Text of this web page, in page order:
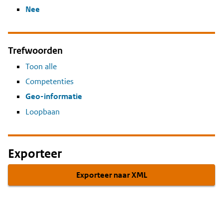
Nee
Trefwoorden
Toon alle
Competenties
Geo-informatie
Loopbaan
Exporteer
Exporteer naar XML